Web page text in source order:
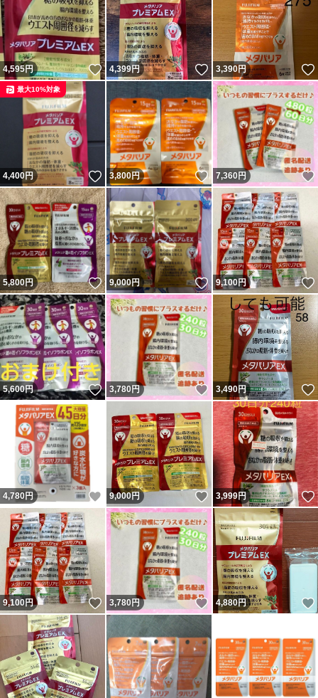
4,595円 いいね！
4,399円 いいね！
3,390円
4,400円 いいね！
最大10%対象
3,800円 いいね！
7,360円
5,800円 いいね！
9,000円 いいね！
9,100円
5,600円 いいね！
3,780円 いいね！
3,490円
4,780円 いいね！
9,000円 いいね！
3,999円
9,100円 いいね！
3,780円 いいね！
4,880円